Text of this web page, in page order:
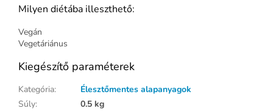
Milyen diétába illeszthető:
Vegán
Vegetáriánus
Kiegészítő paraméterek
Kategória:
Élesztőmentes alapanyagok
Súly:
0.5 kg